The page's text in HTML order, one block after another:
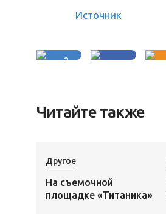
Источник
2
Читайте также
Другое
На съемочной
площадке «Титаника»